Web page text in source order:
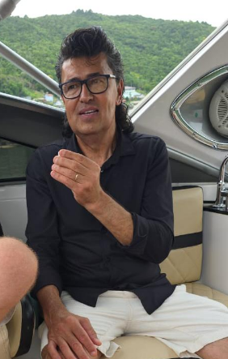
e esportes de
uma tendência crescente,
oportunidades para
inesperadas. O público
por qualquer revelação
fazer sobre seu envolvimento
uma futura luta de
a Estrela da Revista Sexy em
vem com novidades agora